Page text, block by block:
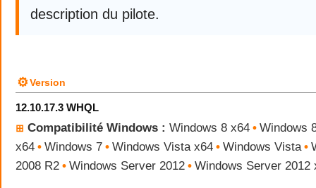
description du pilote.
⚙Version
12.10.17.3 WHQL
⊞ Compatibilité Windows : Windows 8 x64 • Windows
x64 • Windows 7 • Windows Vista x64 • Windows Vista •
2008 R2 • Windows Server 2012 • Windows Server 2012